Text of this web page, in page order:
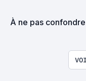
À ne pas confondre